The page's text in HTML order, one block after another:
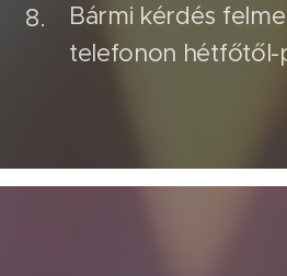
Bármi kérdés
telefonon hétfőtől-